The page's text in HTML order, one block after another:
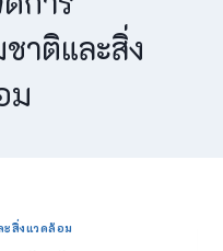
าติและสิ่ง
ม
สิ่งแวดล้อม